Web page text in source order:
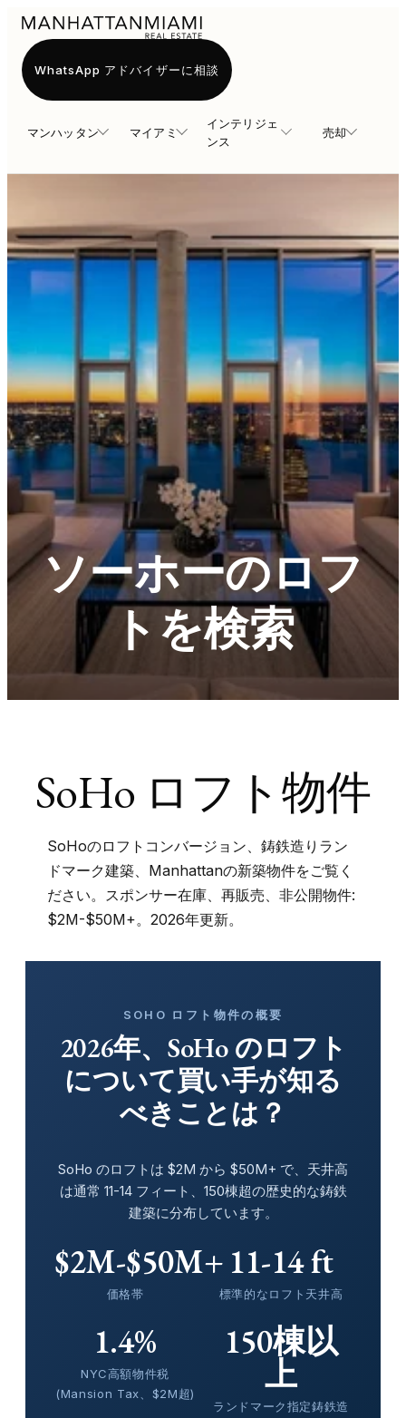
マンハッタン マイアミ
インテリジェ
ンス
売却
WhatsApp アドバイザーに相談
ソーホーのロフ
トを検索
SoHo ロフト物件
SoHoのロフトコンバージョン、鋳鉄造りラン
ドマーク建築、Manhattanの新築物件をご覧く
ださい。スポンサー在庫、再販売、非公開物件:
$2M-$50M+。2026年更新。
SOHO ロフト物件の概要
2026年、SoHo のロフト
について買い手が知る
べきことは？
SoHo のロフトは $2M から $50M+ で、天井高
は通常 11-14 フィート、150棟超の歴史的な鋳鉄
建築に分布しています。
$2M-$50M+
価格帯
11-14 ft
標準的なロフト天井高
1.4%
NYC高額物件税
(Mansion Tax、$2M超)
150棟以
上
ランドマーク指定鋳鉄造